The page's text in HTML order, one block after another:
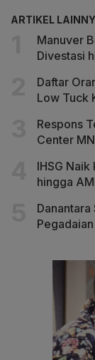
ARTIKEL
Manuver
Divestasi
Daftar
Low Tuck
Respons
Center
IHSG
hingga